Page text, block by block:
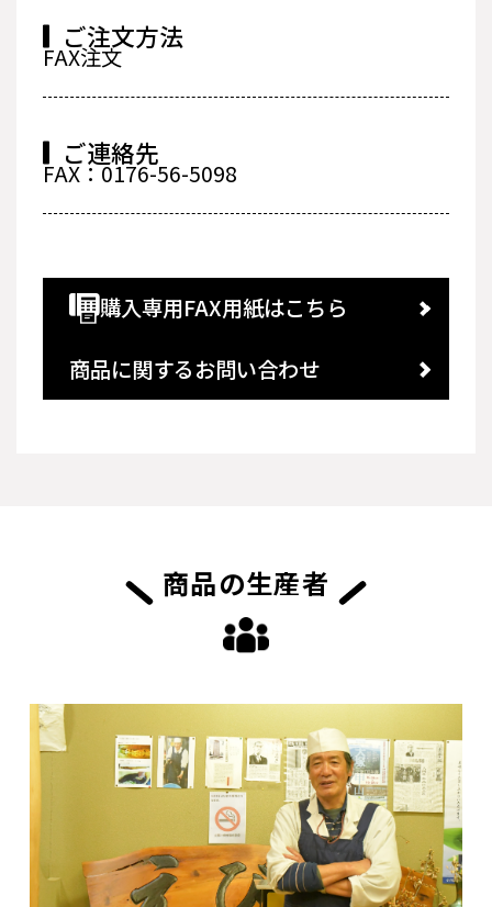
ご注文方法
FAX注文
ご連絡先
FAX：0176-56-5098
購入専用FAX用紙はこちら
商品に関するお問い合わせ
商品の生産者